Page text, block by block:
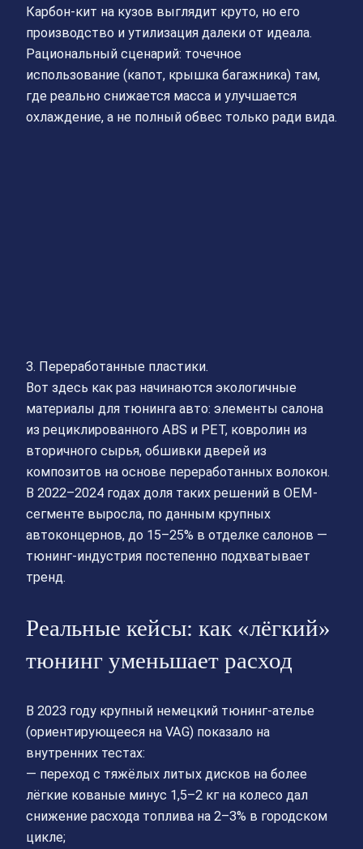
Карбон-кит на кузов выглядит круто, но его
производство и утилизация далеки от идеала.
Рациональный сценарий: точечное
использование (капот, крышка багажника) там,
где реально снижается масса и улучшается
охлаждение, а не полный обвес только ради вида.
3. Переработанные пластики.
Вот здесь как раз начинаются экологичные
материалы для тюнинга авто: элементы салона
из рециклированного ABS и PET, ковролин из
вторичного сырья, обшивки дверей из
композитов на основе переработанных волокон.
В 2022–2024 годах доля таких решений в OEM-
сегменте выросла, по данным крупных
автоконцернов, до 15–25% в отделке салонов —
тюнинг-индустрия постепенно подхватывает
тренд.
Реальные кейсы: как «лёгкий»
тюнинг уменьшает расход
В 2023 году крупный немецкий тюнинг-ателье
(ориентирующееся на VAG) показало на
внутренних тестах:
— переход с тяжёлых литых дисков на более
лёгкие кованые минус 1,5–2 кг на колесо дал
снижение расхода топлива на 2–3% в городском
цикле;